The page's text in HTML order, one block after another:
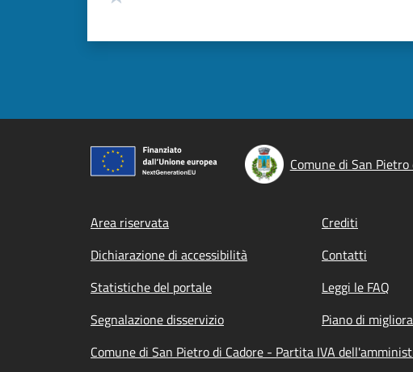
Comune di San Pietro
Footer menu
Area riservata Crediti
Dichiarazione di accessibilità
Contatti
Statistiche del portale
Leggi le FAQ
Segnalazione disservizio
Piano di
Comune di San Pietro di Cadore - Partita IVA